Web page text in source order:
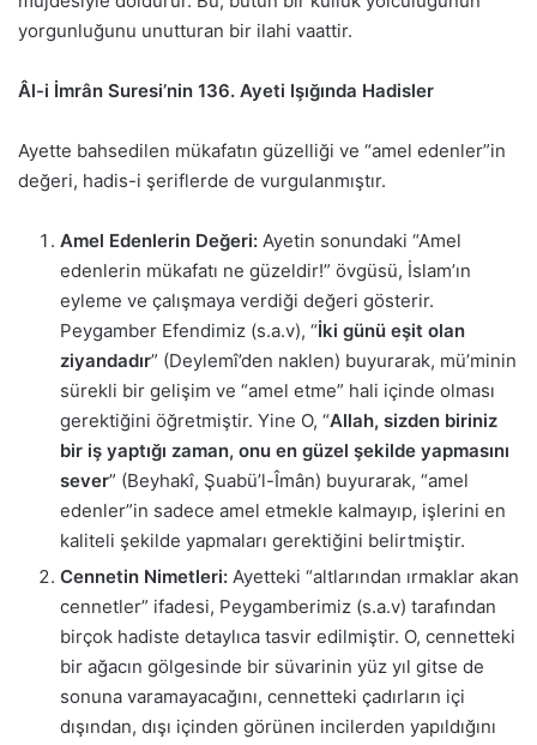
yorgunluğunu unutturan bir ilahi vaattir.
Âl-i İmrân Suresi’nin 136. Ayeti Işığında Hadisler
Ayette bahsedilen mükafatın güzelliği ve “amel edenler”in
değeri, hadis-i şeriflerde de vurgulanmıştır.
Amel Edenlerin Değeri: Ayetin sonundaki “Amel
edenlerin mükafatı ne güzeldir!” övgüsü, İslam’ın
eyleme ve çalışmaya verdiği değeri gösterir.
Peygamber Efendimiz (s.a.v), “İki günü eşit olan
ziyandadır” (Deylemî’den naklen) buyurarak, mü’minin
sürekli bir gelişim ve “amel etme” hali içinde olması
gerektiğini öğretmiştir. Yine O, “Allah, sizden biriniz
bir iş yaptığı zaman, onu en güzel şekilde yapmasını
sever” (Beyhakî, Şuabü’l-Îmân) buyurarak, “amel
edenler”in sadece amel etmekle kalmayıp, işlerini en
kaliteli şekilde yapmaları gerektiğini belirtmiştir.
Cennetin Nimetleri: Ayetteki “altlarından ırmaklar akan
cennetler” ifadesi, Peygamberimiz (s.a.v) tarafından
birçok hadiste detaylıca tasvir edilmiştir. O, cennetteki
bir ağacın gölgesinde bir süvarinin yüz yıl gitse de
sonuna varamayacağını, cennetteki çadırların içi
dışından, dışı içinden görünen incilerden yapıldığını